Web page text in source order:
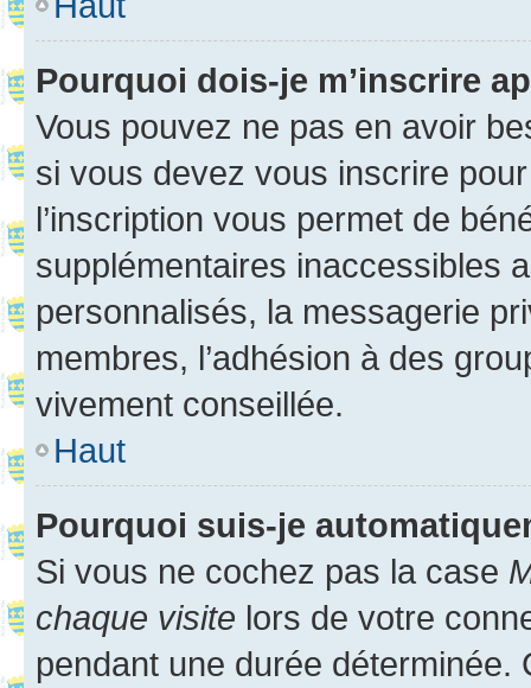
Pourquoi dois-je m’inscrire
Vous pouvez ne pas en avoir
si vous devez vous inscrire
l’inscription vous permet de
supplémentaires inaccessibles
personnalisés, la messagerie
membres, l’adhésion à des
vivement conseillée.
Haut
Pourquoi suis-je
Si vous ne cochez pas la case
chaque visite lors de votre
pendant une durée déterminée.